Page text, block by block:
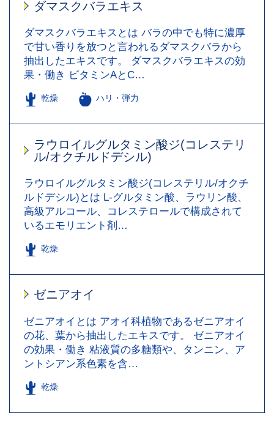
ダマスクバラエキス
ダマスクバラエキスとは バラの中でも特に濃厚
で甘い香りを放つと言われるダマスクバラから
抽出したエキスです。 ダマスクバラエキスの効
果・働き ビタミンAとC…
乾燥 ハリ・弾力
ラウロイルグルタミン酸ジ(コレステリ
ル/オクチルドデシル)
ラウロイルグルタミン酸ジ(コレステリル/オクチ
ルドデシル)とは L-グルタミン酸、ラウリン酸、
高級アルコール、コレステロールで構成されて
いるエモリエント剤…
乾燥
ゼニアオイ
ゼニアオイとは アオイ科植物であるゼニアオイ
の花、葉から抽出したエキスです。 ゼニアオイ
の効果・働き 粘液質の多糖類や、タンニン、ア
ントシアン系色素を含…
乾燥